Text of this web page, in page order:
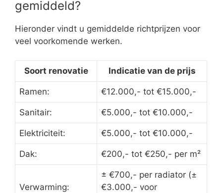
gemiddeld?
Hieronder vindt u gemiddelde richtprijzen voor
veel voorkomende werken.
Soort renovatie Indicatie van de prijs
Ramen: €12.000,- tot €15.000,-
Sanitair: €5.000,- tot €10.000,-
Elektriciteit: €5.000,- tot €10.000,-
Dak: €200,- tot €250,- per m²
Verwarming:
± €700,- per radiator (±
€3.000,- voor